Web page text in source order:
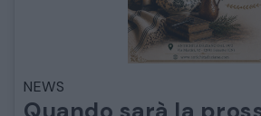
SALE DA PRANZO –
NEWS